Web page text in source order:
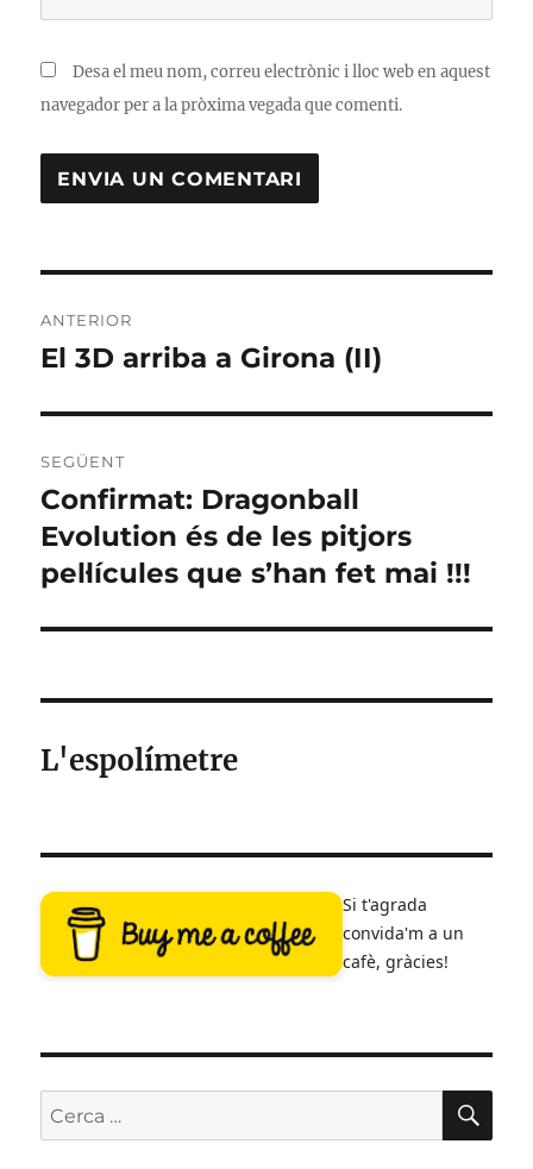
Desa el meu nom, correu electrònic i lloc web en aquest
navegador per a la pròxima vegada que comenti.
d'entrades
ANTERIOR
Entrada
El 3D arriba a Girona (II)
SEGÜENT
Entrada
següent:
Confirmat: Dragonball
Evolution és de les pitjors
pel·lícules que s’han fet mai !!!
L'espolímetre
Si t'agrada
convida'm a un
cafè, gràcies!
Cerca: